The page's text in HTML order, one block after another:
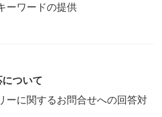
ーワードの提供
ついて
ーに関するお問合せへの回答対